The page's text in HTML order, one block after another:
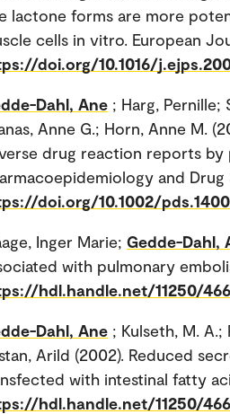
lactone forms are more
cells in vitro. European
doi.org/10.1016/
Dahl, Ane ; Harg,
Anne G.; Horn, Anne M.
drug reaction reports by
and Drug
doi.org/10.1002/pds.1400
Inger Marie; Gedde-Dahl,
with pulmonary
hdl.handle.net/11250/
Dahl, Ane ; Kulseth, M.
Arild (2002). Reduced
with intestinal fatty
hdl.handle.net/11250/